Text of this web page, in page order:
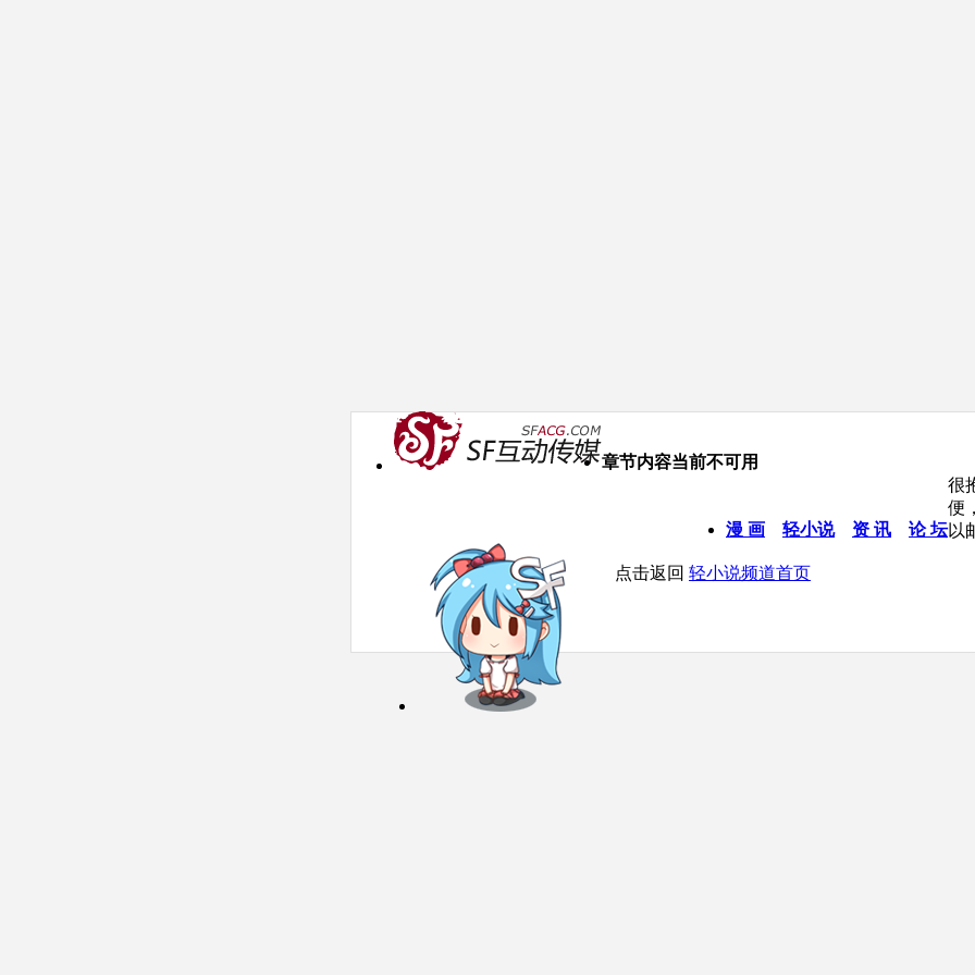
漫 画 轻小说 资 讯 论 坛
章节内容当前不可用
很
便
以
点击返回 轻小说频道首页